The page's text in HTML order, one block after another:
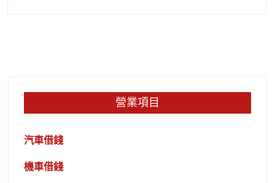
營業項目
汽車借錢
機車借錢